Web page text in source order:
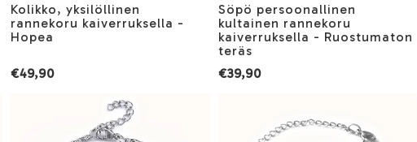
Kolikko, yksilöllinen
rannekoru kaiverruksella -
Hopea
€49,90
Söpö persoonallinen
kultainen rannekoru
kaiverruksella - Ruostumaton
teräs
€39,90